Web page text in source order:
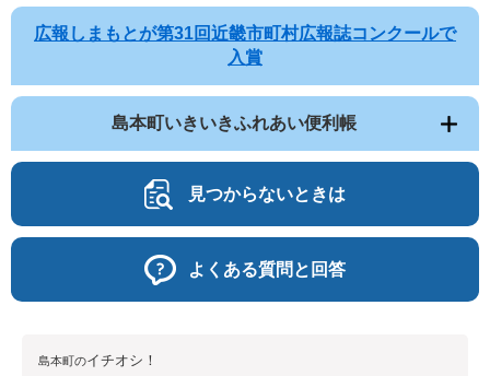
広報しまもとが第31回近畿市町村広報誌コンクールで
入賞
島本町いきいきふれあい便利帳
見つからないときは
よくある質問と回答
島本町のイチオシ！